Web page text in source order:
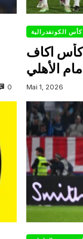
0
كأس الكونفدرالية
كأس اكاف
Mai 1, 2026